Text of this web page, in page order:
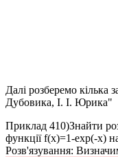
Далі розберемо кілька
Дубовика, І. І. Юрика"
Приклад 410)Знайти
функціїf(x)=1-exp(-x)
Розв'язування: